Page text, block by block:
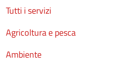
Tutti i servizi
Agricoltura e pesca
Ambiente